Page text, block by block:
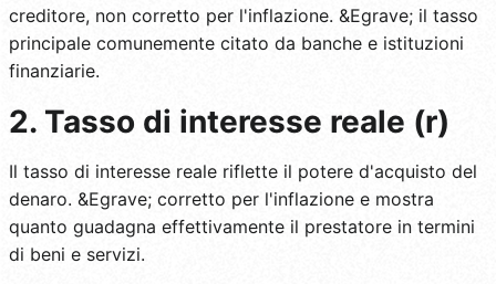
creditore, non corretto per l'inflazione. &Egrave; il tasso
principale comunemente citato da banche e istituzioni
finanziarie.
2. Tasso di interesse reale (r)
Il tasso di interesse reale riflette il potere d'acquisto del
denaro. &Egrave; corretto per l'inflazione e mostra
quanto guadagna effettivamente il prestatore in termini
di beni e servizi.